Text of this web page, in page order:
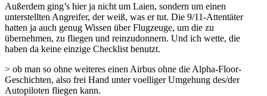
Außerdem ging’s hier ja nicht um Laien, sondern um einen
unterstellten Angreifer, der weiß, was er tut. Die 9/11-Attentäter
hatten ja auch genug Wissen über Flugzeuge, um die zu
übernehmen, zu fliegen und reinzudonnern. Und ich wette, die
haben da keine einzige Checklist benutzt.
> ob man so ohne weiteres einen Airbus ohne die Alpha-Floor-
Geschichten, also frei Hand unter voelliger Umgehung des/der
Autopiloten fliegen kann.